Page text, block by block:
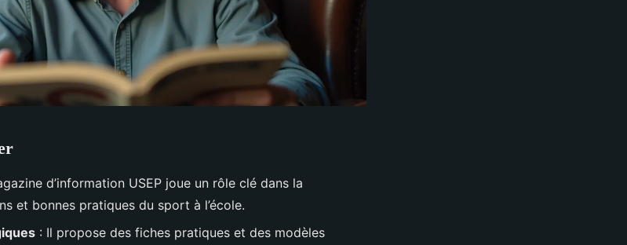
d’information USEP joue un rôle clé dans la
et bonnes pratiques du sport à l’école.
: Il propose des fiches pratiques et des modèles